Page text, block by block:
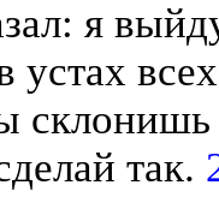
я
так.